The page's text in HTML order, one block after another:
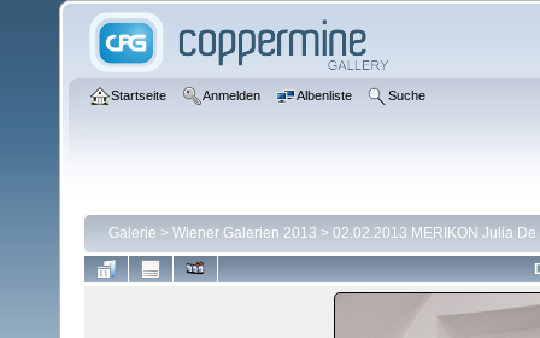
Startseite Anmelden Albenliste Suche
Galerie > Wiener Galerien 2013 > 02.02.2013 MERIKON Julia